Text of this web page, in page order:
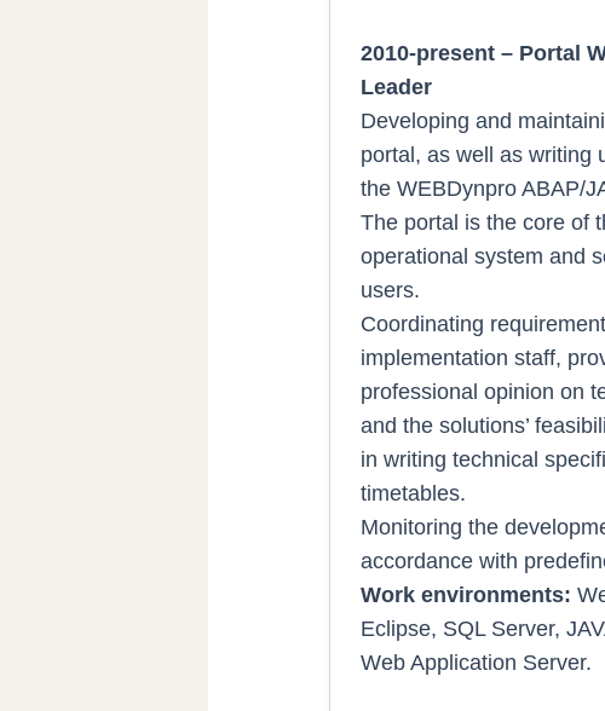
2010-present – Portal
Leader
Developing and
portal, as well as writing
the WEBDynpro ABAP/
The portal is the core of
operational system and
users.
Coordinating
implementation staff,
professional opinion on
and the solutions’
in writing technical
timetables.
Monitoring the
accordance with
Work environments:
Eclipse, SQL Server,
Web Application Server.